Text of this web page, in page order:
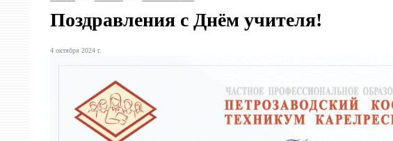
Поздравления с Днём учителя!
4 октября 2024 г.